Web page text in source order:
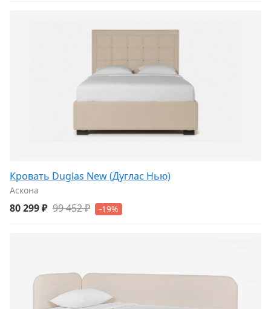
Кровать Duglas New (Дуглас Нью)
Аскона
80 299 ₽ 99 452 ₽ -19%